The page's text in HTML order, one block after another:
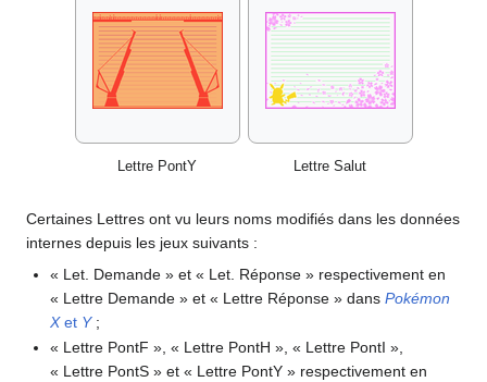
Lettre PontY Lettre Salut
Certaines Lettres ont vu leurs noms modifiés dans les données
internes depuis les jeux suivants :
« Let. Demande » et « Let. Réponse » respectivement en
« Lettre Demande » et « Lettre Réponse » dansPokémon
Xet Y ;
« Lettre PontF », « Lettre PontH », « Lettre PontI »,
« Lettre PontS » et « Lettre PontY » respectivement en